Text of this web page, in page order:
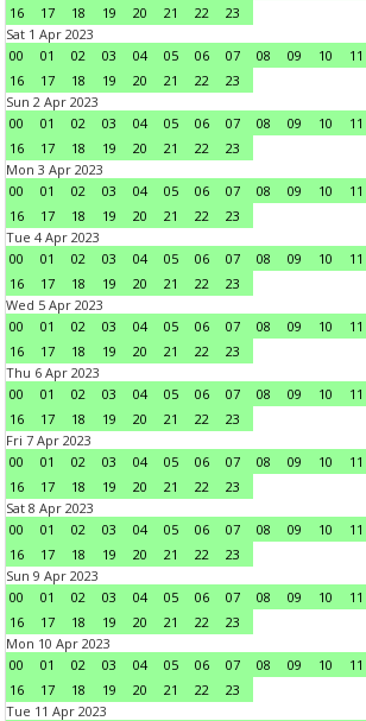
16
17 18 19 20 21 22
23
Sat 1 Apr 2023
00
01 02 03 04 05 06 07 08 09 10 11
16
17 18 19 20 21 22
23
Sun 2 Apr 2023
00
01 02 03 04 05 06 07 08 09 10 11
16
17 18 19 20 21 22
23
Mon 3 Apr 2023
00
01 02 03 04 05 06 07 08 09 10 11
16
17 18 19 20 21 22
23
Tue 4 Apr 2023
00
01 02 03 04 05 06 07 08 09 10 11
16
17 18 19 20 21 22
23
Wed 5 Apr 2023
00
01 02 03 04 05 06 07 08 09 10 11
16
17 18 19 20 21 22
23
Thu 6 Apr 2023
00
01 02 03 04 05 06 07 08 09 10 11
16
17 18 19 20 21 22
23
Fri 7 Apr 2023
00
01 02 03 04 05 06 07 08 09 10 11
16
17 18 19 20 21 22
23
Sat 8 Apr 2023
00
01 02 03 04 05 06 07 08 09 10 11
16
17 18 19 20 21 22
23
Sun 9 Apr 2023
00
01 02 03 04 05 06 07 08 09 10 11
16
17 18 19 20 21 22
23
Mon 10 Apr 2023
00
01 02 03 04 05 06 07 08 09 10 11
16
17 18 19 20 21 22
23
Tue 11 Apr 2023